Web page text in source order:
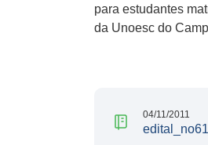
para estudantes
da Unoesc do
04/11/2011